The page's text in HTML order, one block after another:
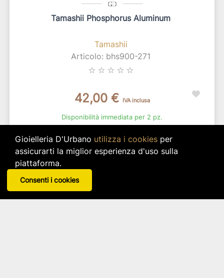
Tamashii Phosphorus Aluminum
Tamashii
Articolo: bhs900-271
star_border star_border star_border star_border star_border
42,00 € IVA inclusa
Disponibilità immediata per 2 pz.
searchVISUALIZZA DETTAGLI
Gioielleria D'Urbano utilizza i cookiesper
assicurarti la miglior esperienza d'uso sulla
piattaforma.
Consenti i cookies